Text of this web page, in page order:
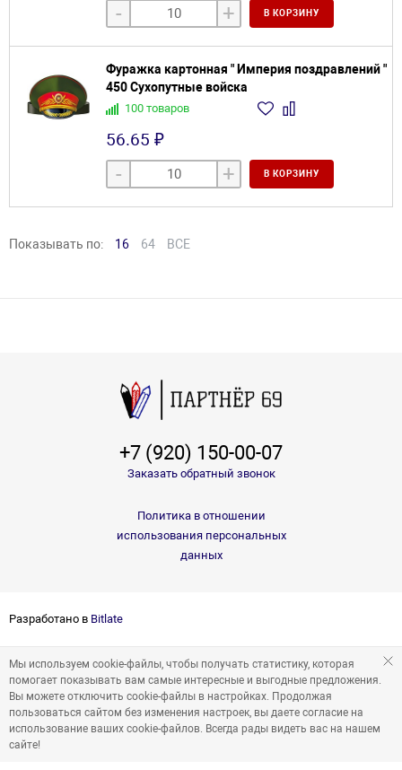
- + В КОРЗИНУ
Фуражка картонная " Империя поздравлений "
450 Сухопутные войска
100 товаров
56.65 ₽
- + В КОРЗИНУ
Показывать по: 16 64 ВСЕ
+7 (920) 150-00-07
Заказать обратный звонок
Политика в отношении
использования персональных
данных
Разработано в Bitlate
Мы используем cookie-файлы, чтобы получать статистику, которая
помогает показывать вам самые интересные и выгодные предложения.
Вы можете отключить cookie-файлы в настройках. Продолжая
пользоваться сайтом без изменения настроек, вы даете согласие на
использование ваших cookie-файлов. Всегда рады видеть вас на нашем
сайте!